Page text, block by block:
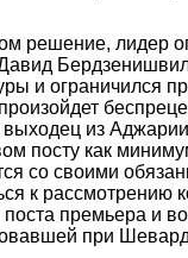
решение, лидер
Давид
и ограничился
выходец из
посту как
со своими
к рассмотрению
премьера и
при